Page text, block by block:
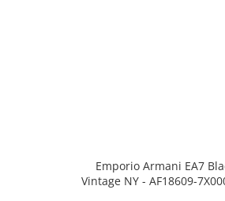
Emporio Armani EA7
Vintage NY - AF18609-